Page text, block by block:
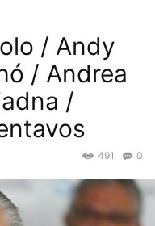
/ Andy
/ Andrea
/
0
491